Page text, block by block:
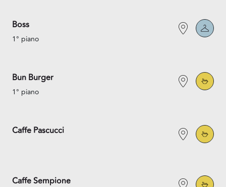
Boss
1° piano
Bun Burger
1° piano
Caffe Pascucci
Caffe Sempione